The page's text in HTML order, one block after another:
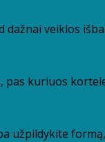
veiklos
kuriuos
užpildykite